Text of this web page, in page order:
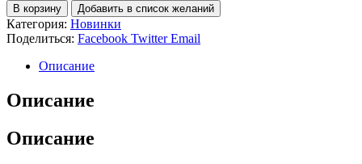
В корзину Добавить в список желаний
Категория: Новинки
Поделиться: Facebook Twitter Email
Описание
Описание
Описание